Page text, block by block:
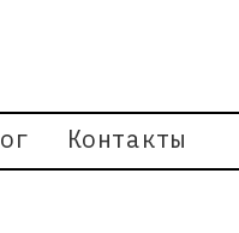
Контакты